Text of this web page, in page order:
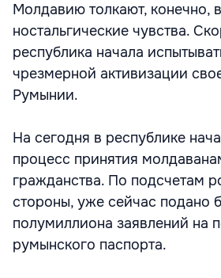
Молдавию толкают, конечно,
ностальгические чувства.
республика начала
чрезмерной активизации
Румынии.
На сегодня в республике
процесс принятия
гражданства. По подсчетам
стороны, уже сейчас подано
полумиллиона заявлений на
румынского паспорта.